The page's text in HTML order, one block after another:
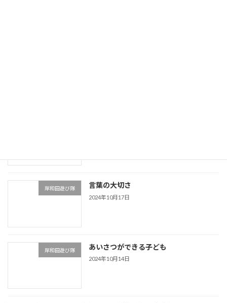
岸和田遊び隊 言葉の大切さ
2024年10月17日
岸和田遊び隊 あいさつができる子ども
2024年10月14日